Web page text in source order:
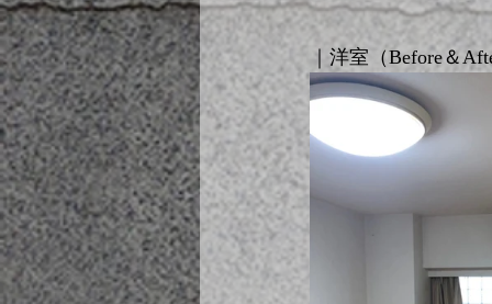
｜洋室（Before＆